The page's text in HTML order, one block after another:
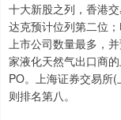
十大新股之列，香港
达克预计位列第二位
上市公司数量最多，
家液化天然气出口商
PO。上海证券交易所
则排名第八。